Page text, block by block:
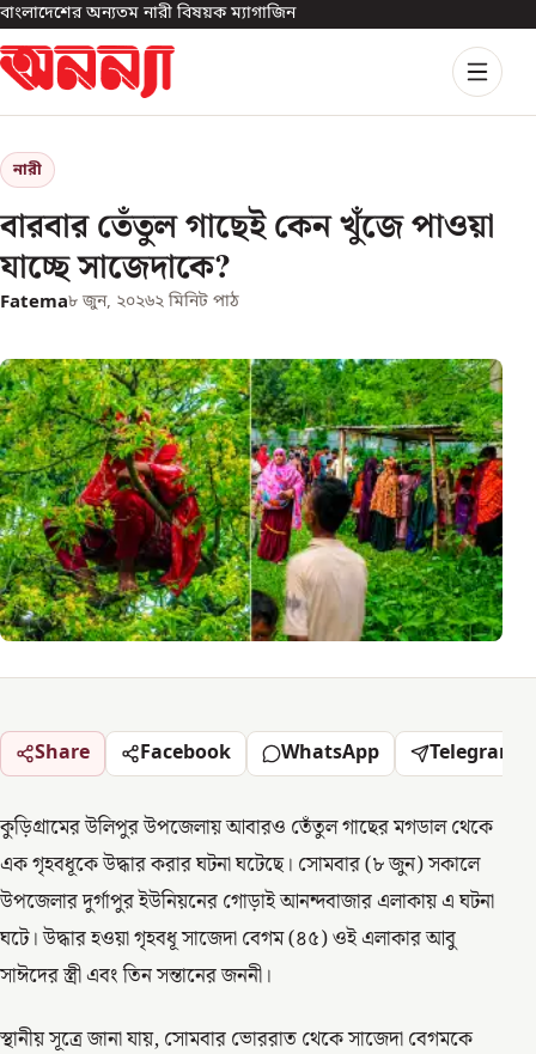
বাংলাদেশের অন্যতম নারী বিষয়ক ম্যাগাজিন
নারী
বারবার তেঁতুল গাছেই কেন খুঁজে পাওয়া
যাচ্ছে সাজেদাকে?
Fatema৮ জুন, ২০২৬২ মিনিট পাঠ
Share Facebook WhatsApp Telegram
কুড়িগ্রামের উলিপুর উপজেলায় আবারও তেঁতুল গাছের মগডাল থেকে
এক গৃহবধূকে উদ্ধার করার ঘটনা ঘটেছে। সোমবার (৮ জুন) সকালে
উপজেলার দুর্গাপুর ইউনিয়নের গোড়াই আনন্দবাজার এলাকায় এ ঘটনা
ঘটে। উদ্ধার হওয়া গৃহবধূ সাজেদা বেগম (৪৫) ওই এলাকার আবু
সাঈদের স্ত্রী এবং তিন সন্তানের জননী।
স্থানীয় সূত্রে জানা যায়, সোমবার ভোররাত থেকে সাজেদা বেগমকে